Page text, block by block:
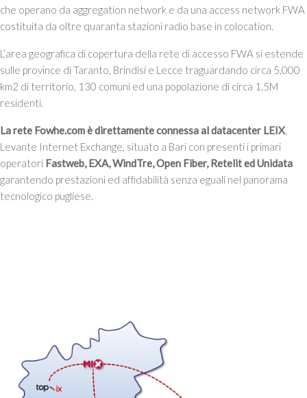
che operano da aggregation network e da una access network FWA
costituita da oltre quaranta stazioni radio base in colocation.
L’area geografica di copertura della rete di accesso FWA si estende
sulle province di Taranto, Brindisi e Lecce traguardando circa 5.000
km2 di territorio, 130 comuni ed una popolazione di circa 1,5M
residenti.
La rete Fowhe.com è direttamente connessa al datacenter LEIX,
Levante Internet Exchange, situato a Bari con presenti i primari
operatori Fastweb, EXA, WindTre, Open Fiber, Retelit ed Unidata
garantendo prestazioni ed affidabilità senza eguali nel panorama
tecnologico pugliese.